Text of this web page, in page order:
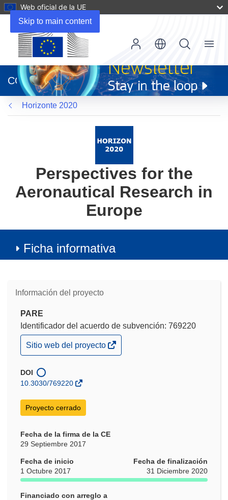
Skip to main content
Web oficial de la UE
abrirá
en
una
nueva
ventana)
CORDIS
Menu
Horizonte 2020
Perspectives for the
Aeronautical Research in
Europe
Ficha informativa
Información del proyecto
PARE
Identificador del acuerdo de subvención: 769220
(se
abrirá
una
nueva
Sitio web del proyecto
DOI
10.3030/769220
Proyecto cerrado
Fecha de la firma de la CE
29 Septiembre 2017
Fecha de inicio
1 Octubre 2017
Fecha de finalización
31 Diciembre 2020
Financiado con arreglo a